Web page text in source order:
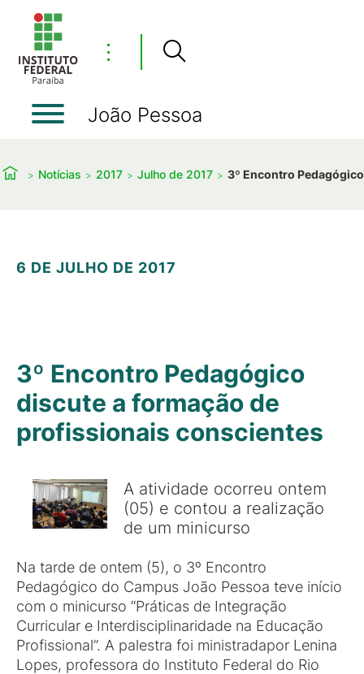
⋮
João Pessoa
Notícias 2017 Julho de 2017 3º Encontro
6 DE JULHO DE 2017
3º Encontro Pedagógico
discute a formação de
profissionais conscientes
A atividade ocorreu ontem
(05) e contou a realização
de um minicurso
Na tarde de ontem (5), o 3º Encontro
Pedagógico do Campus João Pessoa teve início
com o minicurso “Práticas de Integração
Curricular e Interdisciplinaridade na Educação
Profissional”. A palestra foi ministradapor Lenina
Lopes, professora do Instituto Federal do Rio